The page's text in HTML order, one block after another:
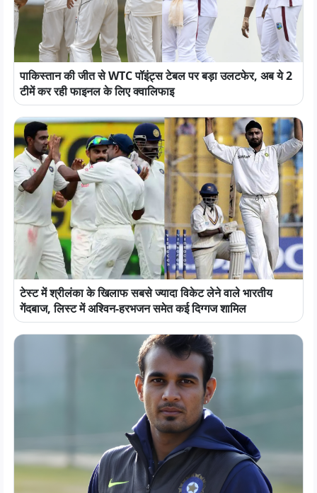
पाकिस्तान की जीत से WTC पॉइंट्स टेबल पर बड़ा उलटफेर, अब ये 2
टीमें कर रही फाइनल के लिए क्वालिफाइ
टेस्ट में श्रीलंका के खिलाफ सबसे ज्यादा विकेट लेने वाले भारतीय
गेंदबाज, लिस्ट में अश्विन-हरभजन समेत कई दिग्गज शामिल